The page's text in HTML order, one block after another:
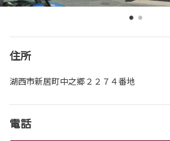
住所
湖西市新居町中之郷２２７４番地
電話